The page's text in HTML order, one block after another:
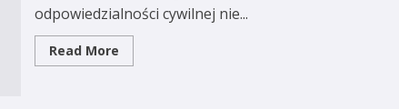
odpowiedzialności cywilnej nie...
Read MoreRead
more